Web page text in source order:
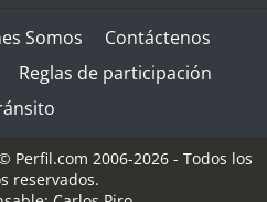
Somos
Contáctenos
Reglas de participación
Perfil.com 2006-2026 - Todos los
reservados.